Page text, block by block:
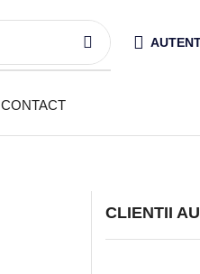
CONTACT
CLIENTII